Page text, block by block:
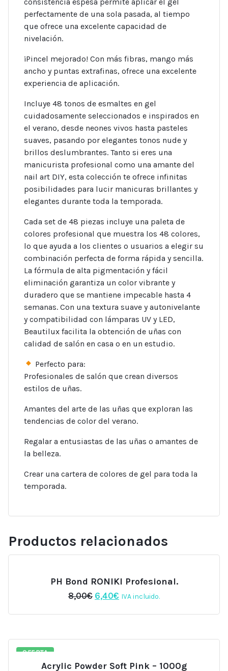
perfectamente de una sola pasada, al tiempo
que ofrece una excelente capacidad de
nivelación.
¡Pincel mejorado! Con más fibras, mango más
ancho y puntas extrafinas, ofrece una excelente
experiencia de aplicación.
Incluye 48 tonos de esmaltes en gel
cuidadosamente seleccionados e inspirados en
el verano, desde neones vivos hasta pasteles
suaves, pasando por elegantes tonos nude y
brillos deslumbrantes. Tanto si eres una
manicurista profesional como una amante del
nail art DIY, esta colección te ofrece infinitas
posibilidades para lucir manicuras brillantes y
elegantes durante toda la temporada.
Cada set de 48 piezas incluye una paleta de
colores profesional que muestra los 48 colores,
lo que ayuda a los clientes o usuarios a elegir su
combinación perfecta de forma rápida y sencilla.
La fórmula de alta pigmentación y fácil
eliminación garantiza un color vibrante y
duradero que se mantiene impecable hasta 4
semanas. Con una textura suave y autonivelante
y compatibilidad con lámparas UV y LED,
Beautilux facilita la obtención de uñas con
calidad de salón en casa o en un estudio.
Perfecto para:
Profesionales de salón que crean diversos
estilos de uñas.
Amantes del arte de las uñas que exploran las
tendencias de color del verano.
Regalar a entusiastas de las uñas o amantes de
la belleza.
Crear una cartera de colores de gel para toda la
temporada.
Productos relacionados
PH Bond RONIKI Profesional.
8,00€ El
original
6,40€ El
actual
IVA incluido.
OFERTA
Acrylic Powder Soft Pink – 1000g